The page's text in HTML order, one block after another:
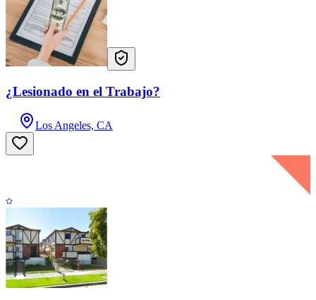
¿Lesionado en el Trabajo?
Los Angeles, CA